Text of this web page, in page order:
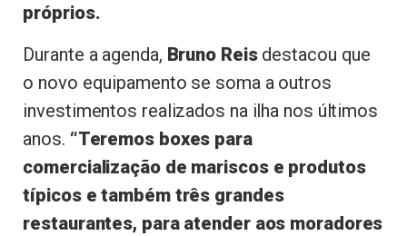
próprios.
Durante a agenda, Bruno Reisdestacou que
o novo equipamento se soma a outros
investimentos realizados na ilha nos últimos
anos. “Teremos boxes para
comercialização de mariscos e produtos
típicos e também três grandes
restaurantes, para atender aos moradores